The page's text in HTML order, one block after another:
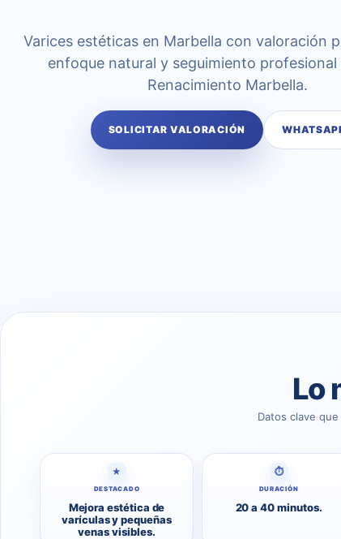
Varices estéticas en Marbella con valoración
enfoque natural y seguimiento profesional
Renacimiento Marbella.
SOLICITAR VALORACIÓN
Lo
Datos clave
★
DESTACADO
Mejora estética de
varículas y pequeñas
venas visibles.
⏱
DURACIÓN
20 a 40 minutos.